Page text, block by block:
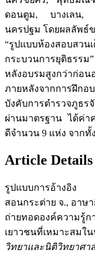
ดอนตูม, บางเลน,
นครปฐม โดยผลลัพธ์
“รูปแบบห้องสอบสวน
กระบวนการยุติธรรม
หลังอบรมสูงกว่าก่อน
ภายหลังจากการฝึก
บังคับการตำรวจภูธร
ผ่านมาตรฐาน ได้ค่า
ดีจำนวน 9 แห่ง จากทั้
Article Details
รูปแบบการอ้างอิง
สอนกระต่าย จ., อาษา
ถ่ายทอดองค์ความรู้
เยาวชนที่เหมาะสมใน
วิทยาและนิติวิทยาศา